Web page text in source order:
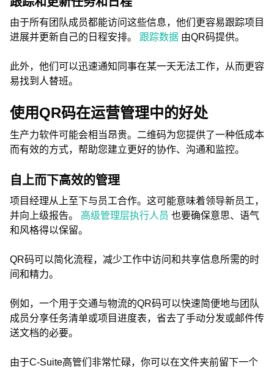
由于所有团队成员都能访问这些信息，他们更容易跟踪项目
进展并更新自己的日程安排。 跟踪数据 由QR码提供。
此外，他们可以迅速通知同事在某一天无法工作，从而更容
易找到人替班。
使用QR码在运营管理中的好处
生产力软件可能会相当昂贵。二维码为您提供了一种低成本
而有效的方式，帮助您建立更好的协作、沟通和监控。
自上而下高效的管理
项目经理从上至下与员工合作。这可能意味着领导新员工，
并向上级报告。 高级管理层执行人员 也要确保意思、语气
和风格得以保留。
QR码可以简化流程，减少工作中访问和共享信息所需的时
间和精力。
例如，一个用于交通与物流的QR码可以快速简便地与团队
成员分享任务清单或项目进度表，省去了手动分发或邮件传
送文档的必要。
由于C-Suite高管们非常忙碌，你可以在文件夹前留下一个